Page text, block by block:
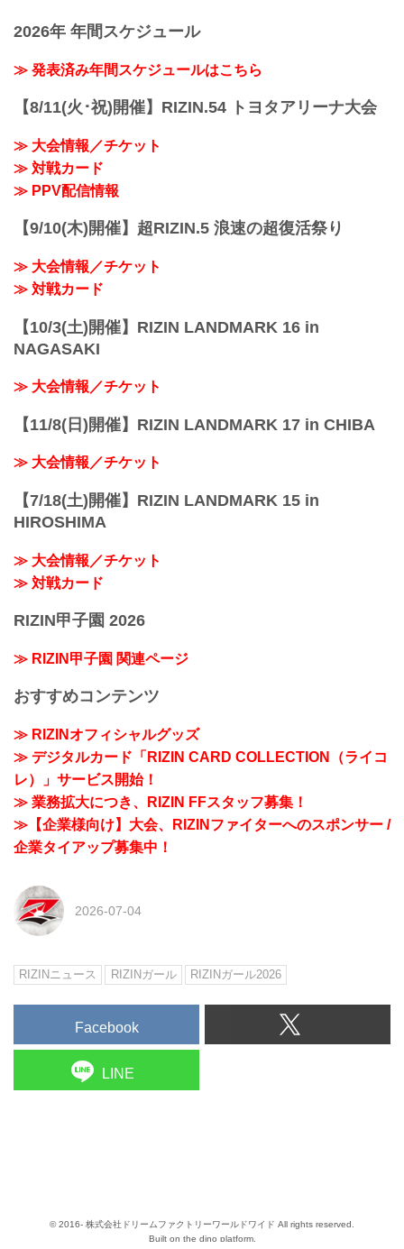
Twitter：@risaaa_0411
去年に引き続き継続することが出来て嬉
す。
2026年 年間スケジュール
≫ 発表済み年間スケジュールはこちら
【8/11(火･祝)開催】RIZIN.54 トヨタアリーナ大会
≫ 大会情報／チケット
≫ 対戦カード
≫ PPV配信情報
【9/10(木)開催】超RIZIN.5 浪速の超復活祭り
≫ 大会情報／チケット
≫ 対戦カード
【10/3(土)開催】RIZIN LANDMARK 16 in
NAGASAKI
≫ 大会情報／チケット
【11/8(日)開催】RIZIN LANDMARK 17 in CHIBA
≫ 大会情報／チケット
【7/18(土)開催】RIZIN LANDMARK 15 in
HIROSHIMA
≫ 大会情報／チケット
≫ 対戦カード
RIZIN甲子園 2026
≫ RIZIN甲子園 関連ページ
おすすめコンテンツ
≫ RIZINオフィシャルグッズ
≫ デジタルカード「RIZIN CARD COLLECTION（ライコ
レ）」サービス開始！
≫ 業務拡大につき、RIZIN FFスタッフ募集！
≫【企業様向け】大会、RIZINファイターへのスポンサー /
企業タイアップ募集中！
2026-07-04
RIZINニュース RIZINガール RIZINガール2026
Facebook
LINE
© 2016- 株式会社ドリームファクトリーワールドワイド All rights reserved.
Built on the dino platform.